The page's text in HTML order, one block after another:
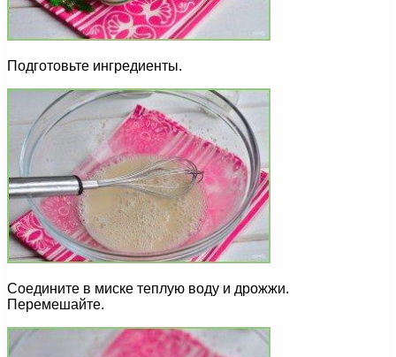
Подготовьте ингредиенты.
Соедините в миске теплую воду и дрожжи.
Перемешайте.